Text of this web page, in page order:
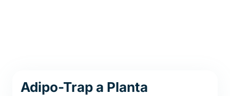
Adipo-Trap a Planta